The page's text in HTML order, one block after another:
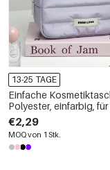
13-25 TAGE
Einfache
Polyester, einfarbig,
täglichen Gebrauch
€2,29
MOQ von 1 Stk.